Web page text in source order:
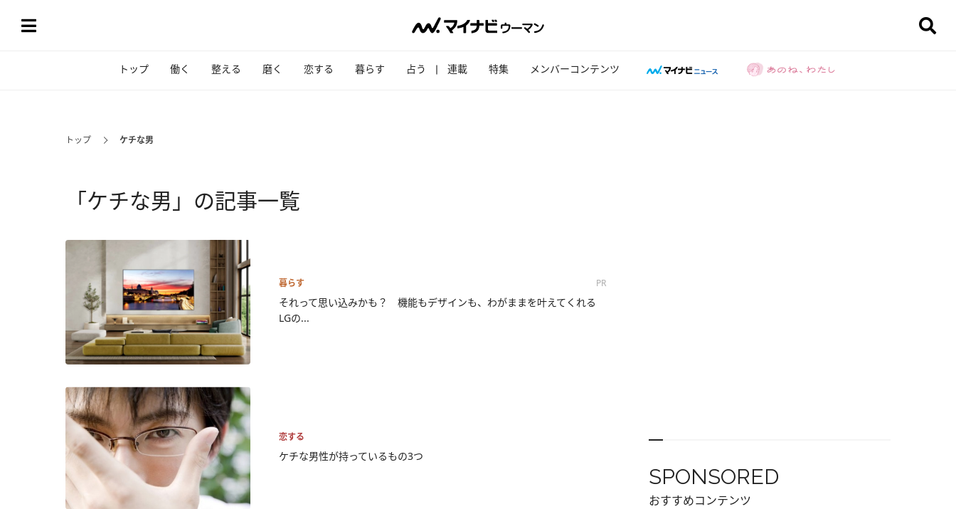
トップ 働く 整える 磨く 恋する 暮らす 占う 連載 特集 メンバーコンテンツ
トップ ケチな男
「ケチな男」の記事一覧
暮らす PR
それって思い込みかも？ 機能もデザインも、わがままを叶えてくれる
LGの...
恋する
ケチな男性が持っているもの3つ
SPONSORED
おすすめコンテンツ